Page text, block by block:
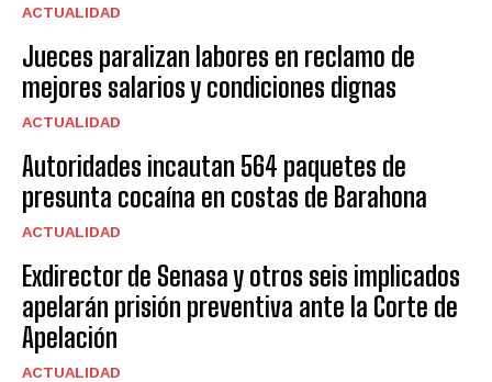
ACTUALIDAD
Jueces paralizan labores en reclamo de
mejores salarios y condiciones dignas
ACTUALIDAD
Autoridades incautan 564 paquetes de
presunta cocaína en costas de Barahona
ACTUALIDAD
Exdirector de Senasa y otros seis implicados
apelarán prisión preventiva ante la Corte de
Apelación
ACTUALIDAD